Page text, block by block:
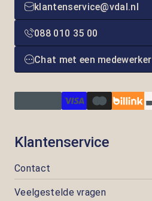
klantenservice@vdal.nl
088 010 35 00
Chat met een medewerker
Klantenservice
Contact
Veelgestelde vragen